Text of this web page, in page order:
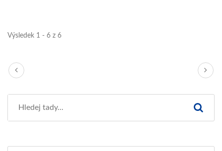
Výsledek 1 - 6 z 6